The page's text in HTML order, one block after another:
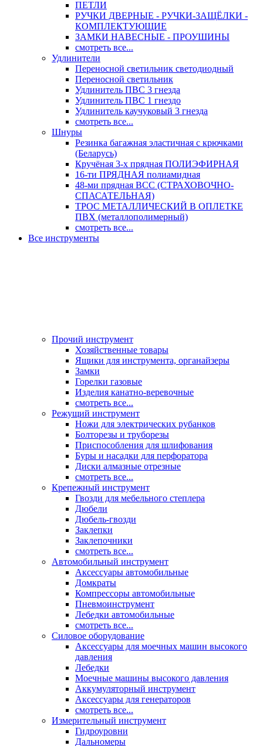
ПЕТЛИ
РУЧКИ ДВЕРНЫЕ - РУЧКИ-ЗАЩЁЛКИ -
КОМПЛЕКТУЮЩИЕ
ЗАМКИ НАВЕСНЫЕ - ПРОУШИНЫ
смотреть все...
Удлинители
Переносной светильник светодиодный
Переносной светильник
Удлинитель ПВС 3 гнезда
Удлинитель ПВС 1 гнездо
Удлинитель каучуковый 3 гнезда
смотреть все...
Шнуры
Резинка багажная эластичная с крючками
(Беларусь)
Кручёная 3-х прядная ПОЛИЭФИРНАЯ
16-ти ПРЯДНАЯ полиамидная
48-ми прядная ВСС (СТРАХОВОЧНО-
СПАСАТЕЛЬНАЯ)
ТРОС МЕТАЛЛИЧЕСКИЙ В ОПЛЕТКЕ
ПВХ (металлополимерный)
смотреть все...
Все инструменты
Прочий инструмент
Хозяйственные товары
Ящики для инструмента, органайзеры
Замки
Горелки газовые
Изделия канатно-веревочные
смотреть все...
Режущий инструмент
Ножи для электрических рубанков
Болторезы и труборезы
Приспособления для шлифования
Буры и насадки для перфоратора
Диски алмазные отрезные
смотреть все...
Крепежный инструмент
Гвозди для мебельного степлера
Дюбели
Дюбель-гвозди
Заклепки
Заклепочники
смотреть все...
Автомобильный инструмент
Аксессуары автомобильные
Домкраты
Компрессоры автомобильные
Пневмоинструмент
Лебедки автомобильные
смотреть все...
Силовое оборудование
Аксессуары для моечных машин высокого
давления
Лебедки
Моечные машины высокого давления
Аккумуляторный инструмент
Аксессуары для генераторов
смотреть все...
Измерительный инструмент
Гидроуровни
Дальномеры